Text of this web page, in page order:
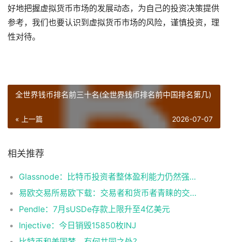
好地把握虚拟货币市场的发展动态，为自己的投资决策提供
参考，我们也要认识到虚拟货币市场的风险，谨慎投资，理
性对待。
全世界钱币排名前三十名(全世界钱币排名前中国排名第几)
« 上一篇 2026-07-07
相关推荐
Glassnode：比特币投资者整体盈利能力仍然强劲，更大的波动即将到来
易欧交易所易欧下载：交易者和货币者青睐的交易平台
Pendle：7月sUSDe存款上限升至4亿美元
Injective：今日销毁15850枚INJ